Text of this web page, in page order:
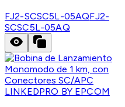
FJ2-SCSC5L-05AQFJ2-
SCSC5L-05AQ
LINKEDPRO BY EPCOM